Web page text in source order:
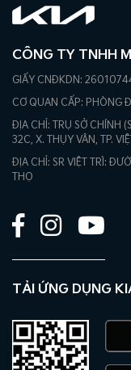
CÔNG TY TNHH
GIẤY CNĐKDN:
CƠ QUAN CẤP: PHÒNG
ĐỊA CHỈ: TRỤ SỞ CHÍNH
32C, X. THỤY VÂN, TP.
ĐỊA CHỈ: SR VIỆT TRÌ:
THỌ
TẢI ỨNG DỤNG